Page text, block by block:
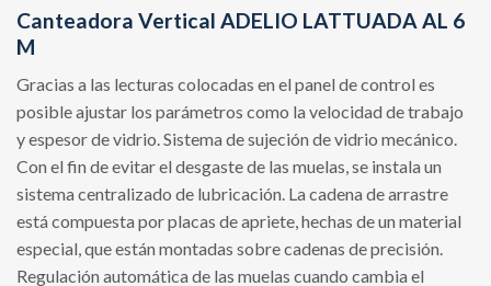
Canteadora Vertical ADELIO LATTUADA AL 6
M
Gracias a las lecturas colocadas en el panel de control es
posible ajustar los parámetros como la velocidad de trabajo
y espesor de vidrio. Sistema de sujeción de vidrio mecánico.
Con el fin de evitar el desgaste de las muelas, se instala un
sistema centralizado de lubricación. La cadena de arrastre
está compuesta por placas de apriete, hechas de un material
especial, que están montadas sobre cadenas de precisión.
Regulación automática de las muelas cuando cambia el